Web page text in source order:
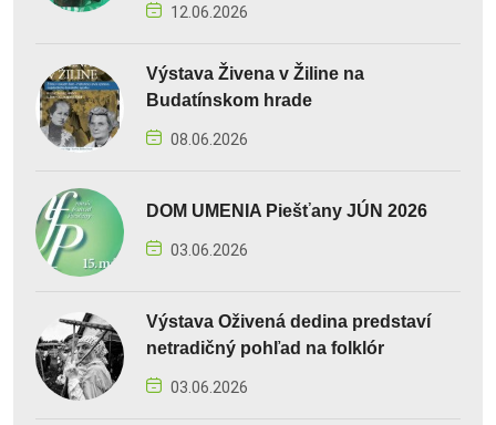
12.06.2026
Výstava Živena v Žiline na
Budatínskom hrade
08.06.2026
DOM UMENIA Piešťany JÚN 2026
03.06.2026
Výstava Oživená dedina predstaví
netradičný pohľad na folklór
03.06.2026